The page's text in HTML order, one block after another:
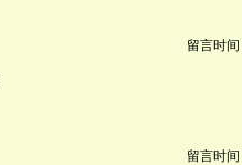
留言时间
留言时间